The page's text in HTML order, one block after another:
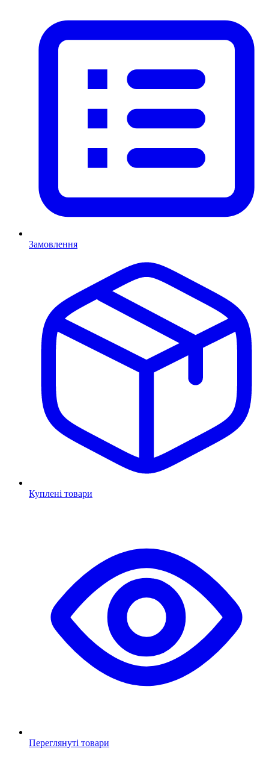
Замовлення
Куплені товари
Переглянуті товари